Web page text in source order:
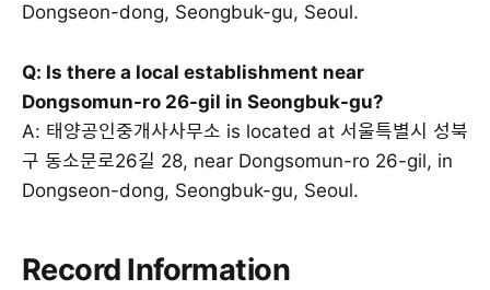
Dongseon-dong, Seongbuk-gu, Seoul.
Q: Is there a local establishment near
Dongsomun-ro 26-gil in Seongbuk-gu?
A: 태양공인중개사사무소 is located at 서울특별시 성북
구 동소문로26길 28, near Dongsomun-ro 26-gil, in
Dongseon-dong, Seongbuk-gu, Seoul.
Record Information